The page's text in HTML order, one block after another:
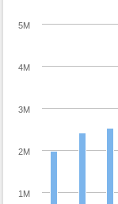
1M
2M
3M
4M
5M